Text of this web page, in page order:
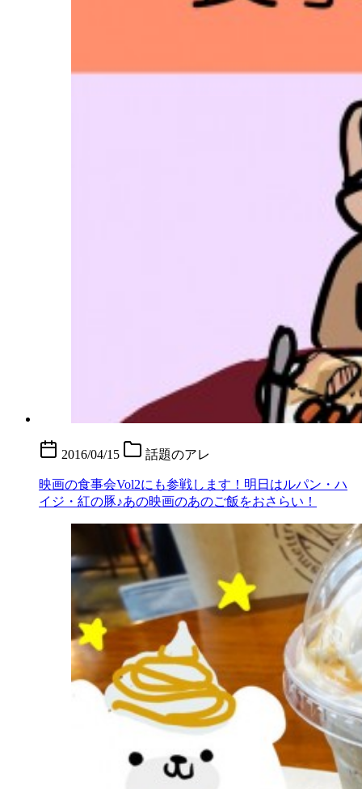
2016/04/15 話題のアレ
映画の食事会Vol2にも参戦します！明日はルパン・ハ
イジ・紅の豚♪あの映画のあのご飯をおさらい！